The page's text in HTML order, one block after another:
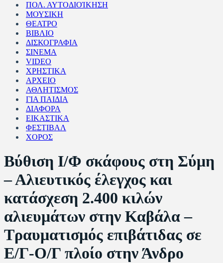
ΠΟΛ. ΑΥΤΟΔΙΟΊΚΗΣΗ
ΜΟΥΣΙΚΗ
ΘΕΑΤΡΟ
ΒΙΒΛΙΟ
ΔΙΣΚΟΓΡΑΦΙΑ
ΣΙΝΕΜΑ
VIDEO
ΧΡΗΣΤΙΚΑ
ΑΡΧΕΙΟ
ΑΘΛΗΤΙΣΜΟΣ
ΓΙΑ ΠΑΙΔΙΑ
ΔΙΑΦΟΡΑ
ΕΙΚΑΣΤΙΚΑ
ΦΕΣΤΙΒΑΛ
ΧΟΡΟΣ
Βύθιση Ι/Φ σκάφους στη Σύμη
– Αλιευτικός έλεγχος και
κατάσχεση 2.400 κιλών
αλιευμάτων στην Καβάλα –
Τραυματισμός επιβάτιδας σε
Ε/Γ-Ο/Γ πλοίο στην Άνδρο